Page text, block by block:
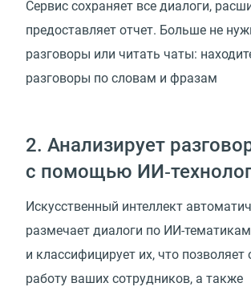
Сервис сохраняет все диалоги,
предоставляет отчет. Больше не
разговоры или читать чаты:
разговоры по словам и фразам
2. Анализирует
с помощью
Искусственный интеллект
размечает диалоги по ИИ-
и классифицирует их, что позволяет
работу ваших сотрудников, а также